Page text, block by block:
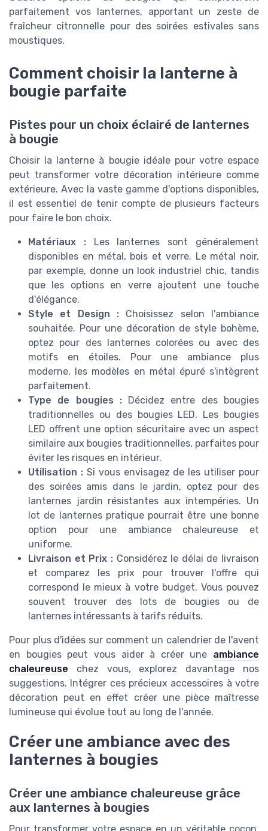
parfaitement vos lanternes, apportant un zeste de
fraîcheur citronnelle pour des soirées estivales sans
moustiques.
Comment choisir la lanterne à
bougie parfaite
Pistes pour un choix éclairé de lanternes
à bougie
Choisir la lanterne à bougie idéale pour votre espace
peut transformer votre décoration intérieure comme
extérieure. Avec la vaste gamme d'options disponibles,
il est essentiel de tenir compte de plusieurs facteurs
pour faire le bon choix.
Matériaux :Les lanternes sont généralement
disponibles en métal, bois et verre. Le métal noir,
par exemple, donne un look industriel chic, tandis
que les options en verre ajoutent une touche
d'élégance.
Style et Design : Choisissez selon l'ambiance
souhaitée. Pour une décoration de style bohème,
optez pour des lanternes colorées ou avec des
motifs en étoiles. Pour une ambiance plus
moderne, les modèles en métal épuré s'intègrent
parfaitement.
Type de bougies :Décidez entre des bougies
traditionnelles ou des bougies LED. Les bougies
LED offrent une option sécuritaire avec un aspect
similaire aux bougies traditionnelles, parfaites pour
éviter les risques en intérieur.
Utilisation :Si vous envisagez de les utiliser pour
des soirées amis dans le jardin, optez pour des
lanternes jardin résistantes aux intempéries. Un
lot de lanternes pratique pourrait être une bonne
option pour une ambiance chaleureuse et
uniforme.
Livraison et Prix :Considérez le délai de livraison
et comparez les prix pour trouver l'offre qui
correspond le mieux à votre budget. Vous pouvez
souvent trouver des lots de bougies ou de
lanternes intéressants à tarifs réduits.
Pour plus d'idées sur comment un calendrier de l'avent
en bougies peut vous aider à créer une ambiance
chaleureuse chez vous, explorez davantage nos
suggestions. Intégrer ces précieux accessoires à votre
décoration peut en effet créer une pièce maîtresse
lumineuse qui évolue tout au long de l'année.
Créer une ambiance avec des
lanternes à bougies
Créer une ambiance chaleureuse grâce
aux lanternes à bougies